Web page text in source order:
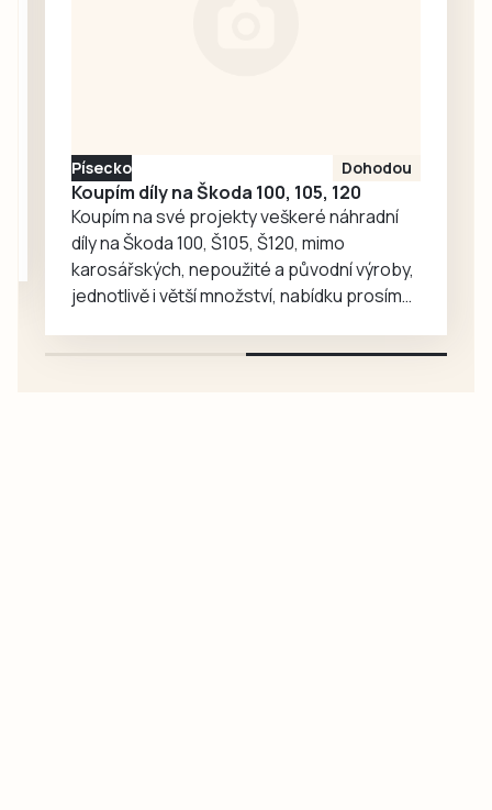
se až do 12. srpna.
Pak absolvují
přípravné zápasy
v…
Písecko Dohodou
Koupím díly na Škoda 100, 105, 120
Koupím na své projekty veškeré náhradní
díly na Škoda 100, Š105, Š120, mimo
karosářských, nepoužité a původní výroby,
jednotlivě i větší množství, nabídku prosím